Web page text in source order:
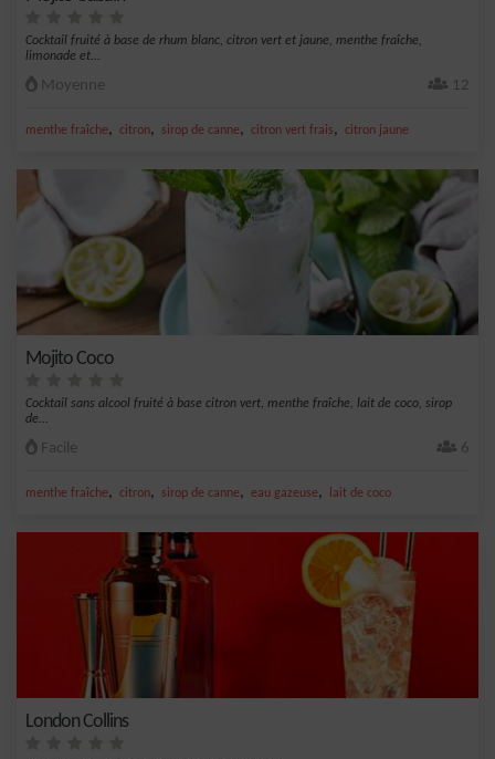
Cocktail fruité à base de rhum blanc, citron vert et jaune, menthe fraîche,
limonade et...
Moyenne 12
menthe fraîche, citron, sirop de canne, citron vert frais, citron jaune
Mojito Coco
Cocktail sans alcool fruité à base citron vert, menthe fraîche, lait de coco, sirop
de...
Facile 6
menthe fraîche, citron, sirop de canne, eau gazeuse, lait de coco
London Collins